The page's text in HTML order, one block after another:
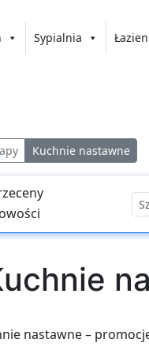
Sypialnia
Kuchnie nastawne
nastawne –